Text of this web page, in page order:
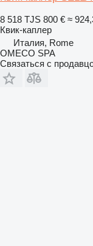
8 518 TJS 800 € ≈
Квик-каплер
Италия, Rome
OMECO SPA
Связаться с